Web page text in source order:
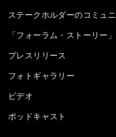
ステークホルダーのコミュ
「フォーラム・ストーリー」
プレスリリース
フォトギャラリー
ビデオ
ポッドキャスト